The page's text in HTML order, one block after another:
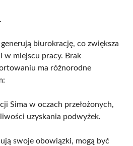
biurokrację, co zwiększa
w miejscu pracy. Brak
ma różnorodne
Sima w oczach przełożonych,
uzyskania podwyżek.
swoje obowiązki, mogą być